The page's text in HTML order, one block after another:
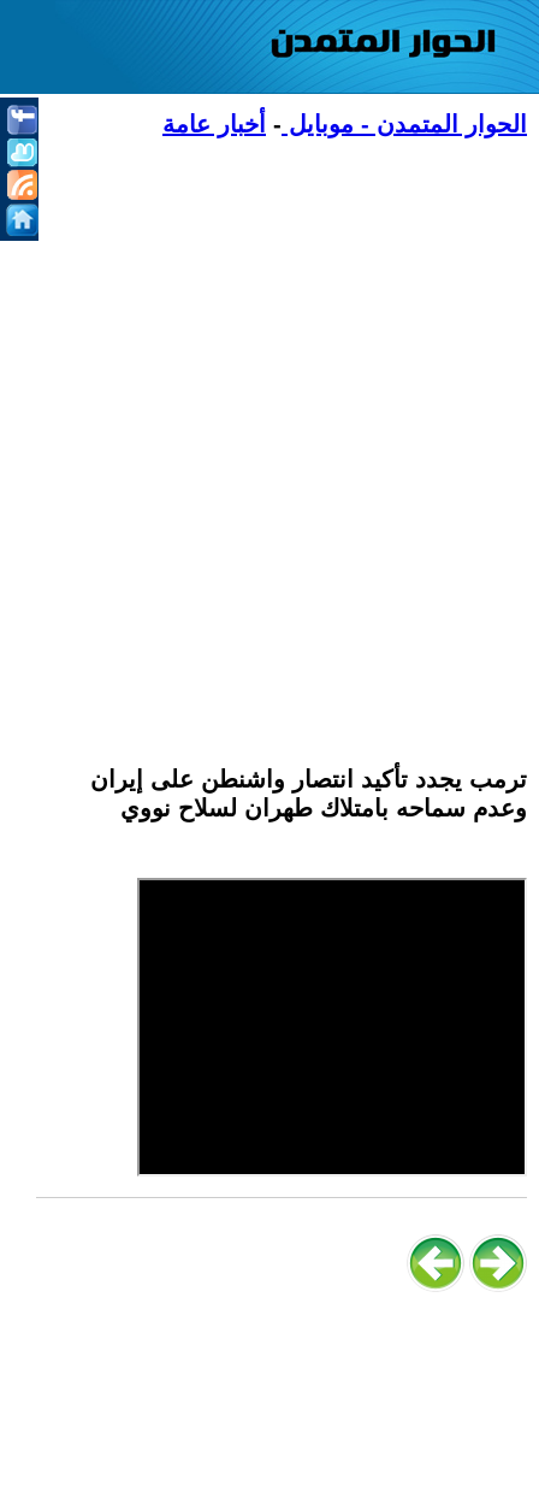
الحوار المتمدن - موبايل - أخبار عامة
ترمب يجدد تأكيد انتصار واشنطن على إيران
وعدم سماحه بامتلاك طهران لسلاح نووي